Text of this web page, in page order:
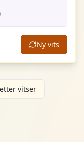
Ny vits
vitser